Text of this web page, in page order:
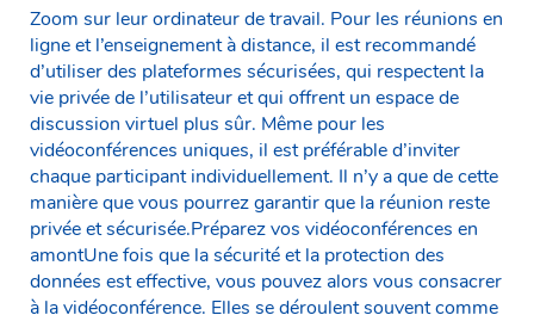
Zoom sur leur ordinateur de travail. Pour les réunions en
ligne et l’enseignement à distance, il est recommandé
d’utiliser des plateformes sécurisées, qui respectent la
vie privée de l’utilisateur et qui offrent un espace de
discussion virtuel plus sûr. Même pour les
vidéoconférences uniques, il est préférable d’inviter
chaque participant individuellement. Il n’y a que de cette
manière que vous pourrez garantir que la réunion reste
privée et sécurisée.Préparez vos vidéoconférences en
amontUne fois que la sécurité et la protection des
données est effective, vous pouvez alors vous consacrer
à la vidéoconférence. Elles se déroulent souvent comme